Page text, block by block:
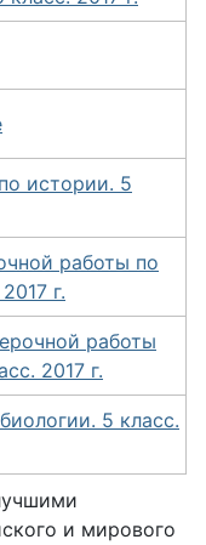
истории. 5
работы по
г.
работы
2017 г.
5 класс.
и мирового